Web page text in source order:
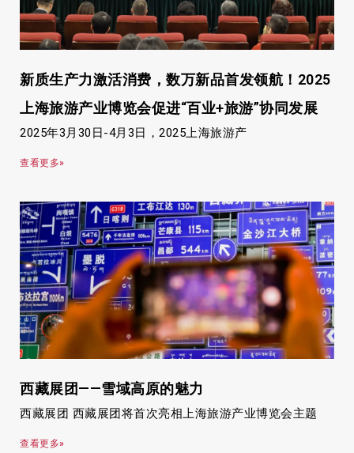
新质生产力激活消费，数万新品首发领航！2025
上海旅游产业博览会促进“百业+旅游”协同发展
2025年3月30日-4月3日，2025上海旅游产
查看更多»
西藏展团——雪域高原的魅力
西藏展团 西藏展团将首次亮相上海旅游产业博览会主题
查看更多»